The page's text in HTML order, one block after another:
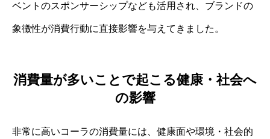
ベントのスポンサーシップなども活用され、ブランドの
象徴性が消費行動に直接影響を与えてきました。
消費量が多いことで起こる健康・社会へ
の影響
非常に高いコーラの消費量には、健康面や環境・社会的